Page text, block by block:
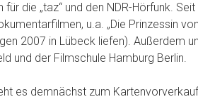
für die „taz“ und den NDR-Hörfunk.
u.a. „Die Prinzessin
2007 in Lübeck liefen). Außerdem
und der Filmschule Hamburg Berlin.
es demnächst zum Kartenvorverkauf